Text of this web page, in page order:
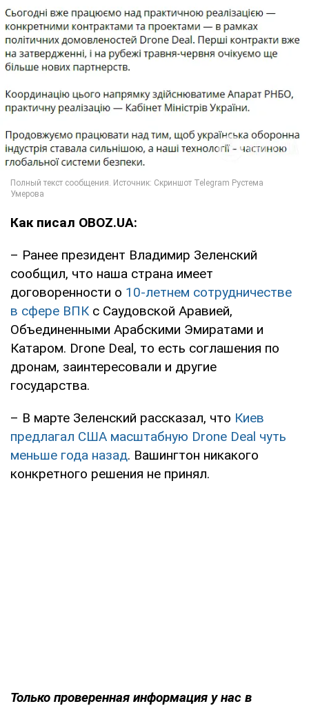
Как писал OBOZ.UA:
– Ранее президент Владимир Зеленский
сообщил, что наша страна имеет
договоренности о 10-летнем сотрудничестве
в сфере ВПКс Саудовской Аравией,
Объединенными Арабскими Эмиратами и
Катаром. Drone Deal, то есть соглашения по
дронам, заинтересовали и другие
государства.
– В марте Зеленский рассказал, что Киев
предлагал США масштабную Drone Deal чуть
меньше года назад. Вашингтон никакого
конкретного решения не принял.
Только проверенная информация у нас в